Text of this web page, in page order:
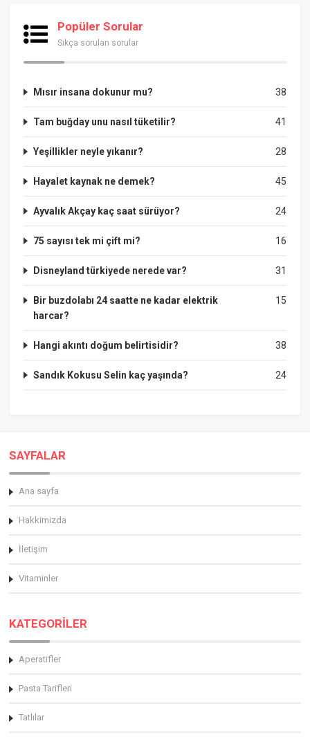
Popüler Sorular
Sıkça sorulan sorular
38
Mısır insana dokunur mu?
41
Tam buğday unu nasıl tüketilir?
28
Yeşillikler neyle yıkanır?
45
Hayalet kaynak ne demek?
24
Ayvalık Akçay kaç saat sürüyor?
16
75 sayısı tek mi çift mi?
31
Disneyland türkiyede nerede var?
15
Bir buzdolabı 24 saatte ne kadar elektrik
harcar?
38
Hangi akıntı doğum belirtisidir?
24
Sandık Kokusu Selin kaç yaşında?
SAYFALAR
Ana sayfa
Hakkimizda
İletişim
Vitaminler
KATEGORİLER
Aperatifler
Pasta Tarifleri
Tatlılar